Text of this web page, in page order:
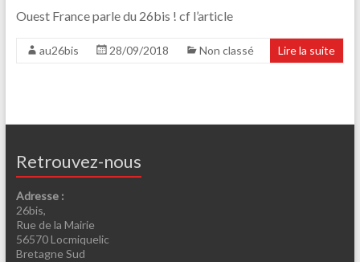
Ouest France parle du 26bis ! cf l’article
au26bis 28/09/2018 Non classé Lire la suite
Retrouvez-nous
Adresse :
26bis,
Rue de la Mairie
56570 Locmiquelic
Bretagne Sud